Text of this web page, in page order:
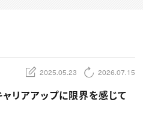
2025.05.23 2026.07.15
リアアップに限界を感じて